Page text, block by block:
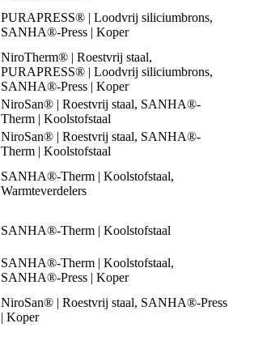
PURAPRESS® | Loodvrij siliciumbrons,
SANHA®-Press | Koper
NiroTherm® | Roestvrij staal,
PURAPRESS® | Loodvrij siliciumbrons,
SANHA®-Press | Koper
NiroSan® | Roestvrij staal, SANHA®-
Therm | Koolstofstaal
NiroSan® | Roestvrij staal, SANHA®-
Therm | Koolstofstaal
SANHA®-Therm | Koolstofstaal,
Warmteverdelers
SANHA®-Therm | Koolstofstaal
SANHA®-Therm | Koolstofstaal,
SANHA®-Press | Koper
NiroSan® | Roestvrij staal, SANHA®-Press
| Koper